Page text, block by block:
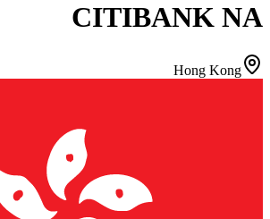
CITIBANK NA
Hong Kong